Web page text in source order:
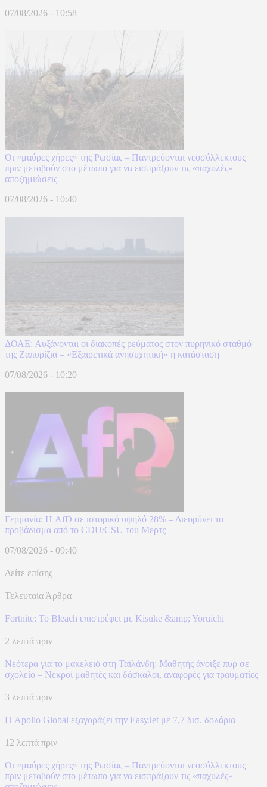
07/08/2026 - 10:58
Οι «μαύρες χήρες» της Ρωσίας – Παντρεύονται νεοσύλλεκτους
πριν μεταβούν στο μέτωπο για να εισπράξουν τις «παχυλές»
αποζημιώσεις
07/08/2026 - 10:40
ΔΟΑΕ: Αυξάνονται οι διακοπές ρεύματος στον πυρηνικό σταθμό
της Ζαπορίζια – «Εξαιρετικά ανησυχητική» η κατάσταση
07/08/2026 - 10:20
Γερμανία: Η AfD σε ιστορικό υψηλό 28% – Διευρύνει το
προβάδισμα από το CDU/CSU του Μερτς
07/08/2026 - 09:40
Δείτε επίσης
Τελευταία Άρθρα
Fortnite: Το Bleach επιστρέφει με Kisuke &amp; Yoruichi
2 λεπτά πριν
Νεότερα για το μακελειό στη Ταϊλάνδη: Μαθητής άνοιξε πυρ σε
σχολείο – Νεκροί μαθητές και δάσκαλοι, αναφορές για τραυματίες
3 λεπτά πριν
Η Apollo Global εξαγοράζει την EasyJet με 7,7 δισ. δολάρια
12 λεπτά πριν
Οι «μαύρες χήρες» της Ρωσίας – Παντρεύονται νεοσύλλεκτους
πριν μεταβούν στο μέτωπο για να εισπράξουν τις «παχυλές»